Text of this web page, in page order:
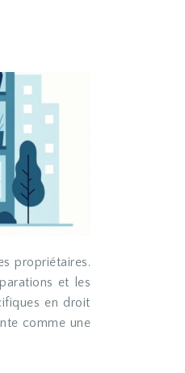
et les
en droit
comme une